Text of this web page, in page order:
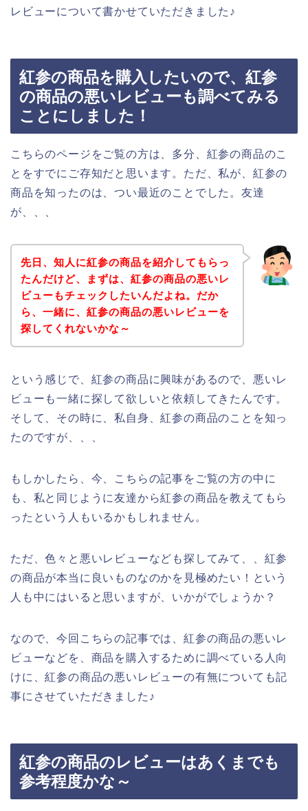
レビューについて書かせていただきました♪
紅参の商品を購入したいので、紅参
の商品の悪いレビューも調べてみる
ことにしました！
こちらのページをご覧の方は、多分、紅参の商品のこ
とをすでにご存知だと思います。ただ、私が、紅参の
商品を知ったのは、つい最近のことでした。友達
が、、、
先日、知人に紅参の商品を紹介してもらっ
たんだけど、まずは、紅参の商品の悪いレ
ビューもチェックしたいんだよね。だか
ら、一緒に、紅参の商品の悪いレビューを
探してくれないかな～
という感じで、紅参の商品に興味があるので、悪いレ
ビューも一緒に探して欲しいと依頼してきたんです。
そして、その時に、私自身、紅参の商品のことを知っ
たのですが、、、
もしかしたら、今、こちらの記事をご覧の方の中に
も、私と同じように友達から紅参の商品を教えてもら
ったという人もいるかもしれません。
ただ、色々と悪いレビューなども探してみて、、紅参
の商品が本当に良いものなのかを見極めたい！という
人も中にはいると思いますが、いかがでしょうか？
なので、今回こちらの記事では、紅参の商品の悪いレ
ビューなどを、商品を購入するために調べている人向
けに、紅参の商品の悪いレビューの有無についても記
事にさせていただきました♪
紅参の商品のレビューはあくまでも
参考程度かな～